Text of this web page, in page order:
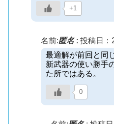
+1
名前:匿名: 投稿日：
最適解が前回と同
新武器の使い勝手
た所ではある。
0